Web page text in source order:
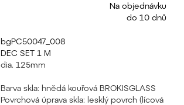
Na objednávku
do 10 dnů
bgPC50047_008
DEC SET 1 M
dia. 125mm
Barva skla: hnědá kouřová BROKISGLASS
Povrchová úprava skla: lesklý povrch (lícová